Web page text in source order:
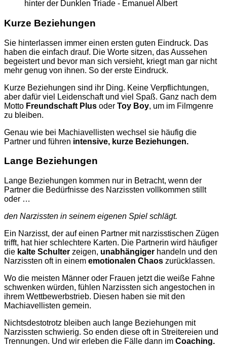
Kurze Beziehungen
Sie hinterlassen immer einen ersten guten Eindruck. Das
haben die einfach drauf. Die Worte sitzen, das Aussehen
begeistert und bevor man sich versieht, kriegt man gar nicht
mehr genug von ihnen. So der erste Eindruck.
Kurze Beziehungen sind ihr Ding. Keine Verpflichtungen,
aber dafür viel Leidenschaft und viel Spaß. Ganz nach dem
Motto Freundschaft Plus oder Toy Boy, um im Filmgenre
zu bleiben.
Genau wie bei Machiavellisten wechsel sie häufig die
Partner und führen intensive, kurze Beziehungen.
Lange Beziehungen
Lange Beziehungen kommen nur in Betracht, wenn der
Partner die Bedürfnisse des Narzissten vollkommen stillt
oder …
den Narzissten in seinem eigenen Spiel schlägt.
Ein Narzisst, der auf einen Partner mit narzisstischen Zügen
trifft, hat hier schlechtere Karten. Die Partnerin wird häufiger
die kalte Schulter zeigen, unabhängiger handeln und den
Narzissten oft in einem emotionalen Chaos zurücklassen.
Wo die meisten Männer oder Frauen jetzt die weiße Fahne
schwenken würden, fühlen Narzissten sich angestochen in
ihrem Wettbewerbstrieb. Diesen haben sie mit den
Machiavellisten gemein.
Nichtsdestotrotz bleiben auch lange Beziehungen mit
Narzissten schwierig. So enden diese oft in Streitereien und
Trennungen. Und wir erleben die Fälle dann im Coaching.